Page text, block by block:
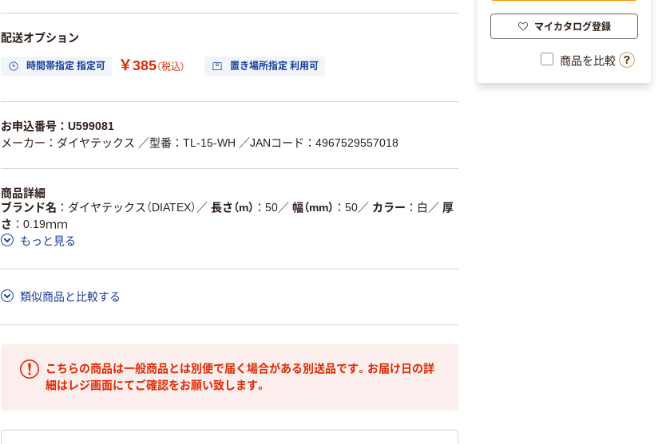
配送オプション
時間帯指定 指定可 ￥385（税込） 置き場所指定 利用可
お申込番号：U599081
メーカー：ダイヤテックス ／型番：TL-15-WH ／JANコード：4967529557018
商品詳細
ブランド名
ダイヤテックス（DIATEX） ／ 長さ（m） 50／ 幅（mm） 50／ カラー 白 ／ 厚
さ
0.19ｍｍ
もっと見る
類似商品と比較する
こちらの商品は一般商品とは別便で届く場合がある別送品です。お届け日の詳
細はレジ画面にてご確認をお願い致します。
マイカタログ登録
商品を比較